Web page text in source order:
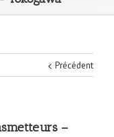
Précédent
–